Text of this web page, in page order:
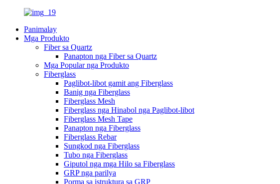
Panimalay
Mga Produkto
Fiber sa Quartz
Panapton nga Fiber sa Quartz
Mga Popular nga Produkto
Fiberglass
Paglibot-libot gamit ang Fiberglass
Banig nga Fiberglass
Fiberglass Mesh
Fiberglass nga Hinabol nga Paglibot-libot
Fiberglass Mesh Tape
Panapton nga Fiberglass
Fiberglass Rebar
Sungkod nga Fiberglass
Tubo nga Fiberglass
Giputol nga mga Hilo sa Fiberglass
GRP nga parilya
Porma sa istruktura sa GRP